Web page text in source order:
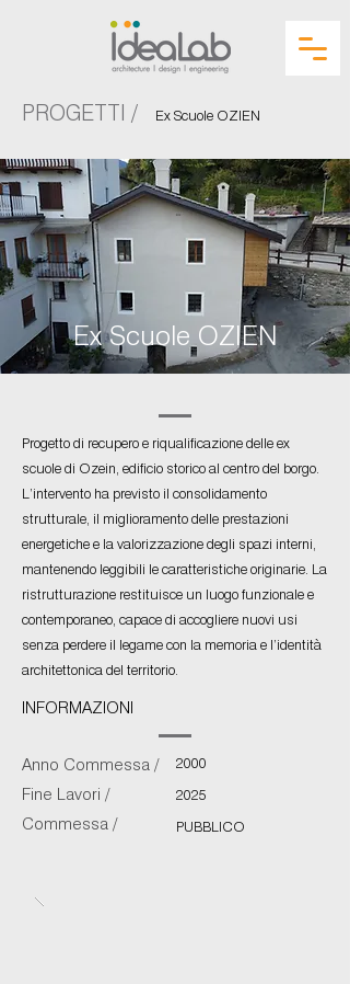
PROGETTI / Ex Scuole OZIEN
Ex Scuole OZIEN
Progetto di recupero e riqualificazione delle ex
scuole di Ozein, edificio storico al centro del borgo.
L’intervento ha previsto il consolidamento
strutturale, il miglioramento delle prestazioni
energetiche e la valorizzazione degli spazi interni,
mantenendo leggibili le caratteristiche originarie. La
ristrutturazione restituisce un luogo funzionale e
contemporaneo, capace di accogliere nuovi usi
senza perdere il legame con la memoria e l’identità
architettonica del territorio.
INFORMAZIONI
Anno Commessa /
Fine Lavori /
Commessa /
2000
2025
PUBBLICO